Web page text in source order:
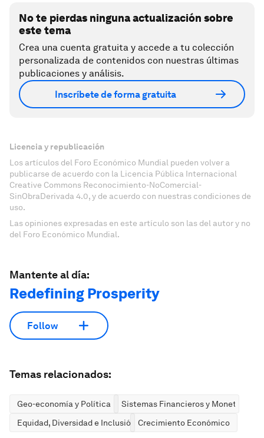
No te pierdas ninguna actualización sobre
este tema
Crea una cuenta gratuita y accede a tu colección
personalizada de contenidos con nuestras últimas
publicaciones y análisis.
Inscríbete de forma gratuita
Licencia y republicación
Los artículos del Foro Económico Mundial pueden volver a
publicarse de acuerdo con la Licencia Pública Internacional
Creative Commons Reconocimiento-NoComercial-
SinObraDerivada 4.0, y de acuerdo con nuestras condiciones de
uso.
Las opiniones expresadas en este artículo son las del autor y no
del Foro Económico Mundial.
Mantente al día:
Redefining Prosperity
Follow
Temas relacionados:
Geo-economía y Política
Sistemas Financieros y Monetarios
Equidad, Diversidad e Inclusión
Crecimiento Económico